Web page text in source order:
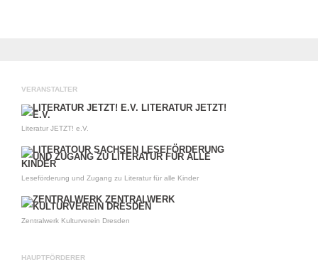
VERANSTALTER
Literatur JETZT! e.V.
Leseförderung und Zugang zu Literatur für alle Kinder
Zentralwerk Kulturverein Dresden
HAUPTFÖRDERER